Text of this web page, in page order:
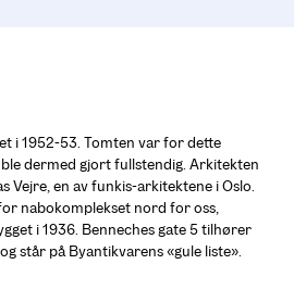
i 1952-53. Tomten var for dette
dermed gjort fullstendig. Arkitekten
Vejre, en av funkis-arkitektene i Oslo.
nabokomplekset nord for oss,
i 1936. Benneches gate 5 tilhører
står på Byantikvarens «gule liste».